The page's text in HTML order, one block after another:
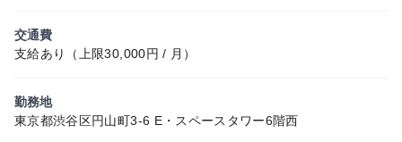
交通費
支給あり（上限30,000円 / 月）
勤務地
東京都渋谷区円山町3-6 E・スペースタワー6階西